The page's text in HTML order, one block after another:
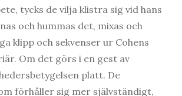
tycks de vilja klistra sig vid hans
och hummas det, mixas och
klipp och sekvenser ur Cohens
Om det görs i en gest av
platt. De
förhåller sig mer självständigt,